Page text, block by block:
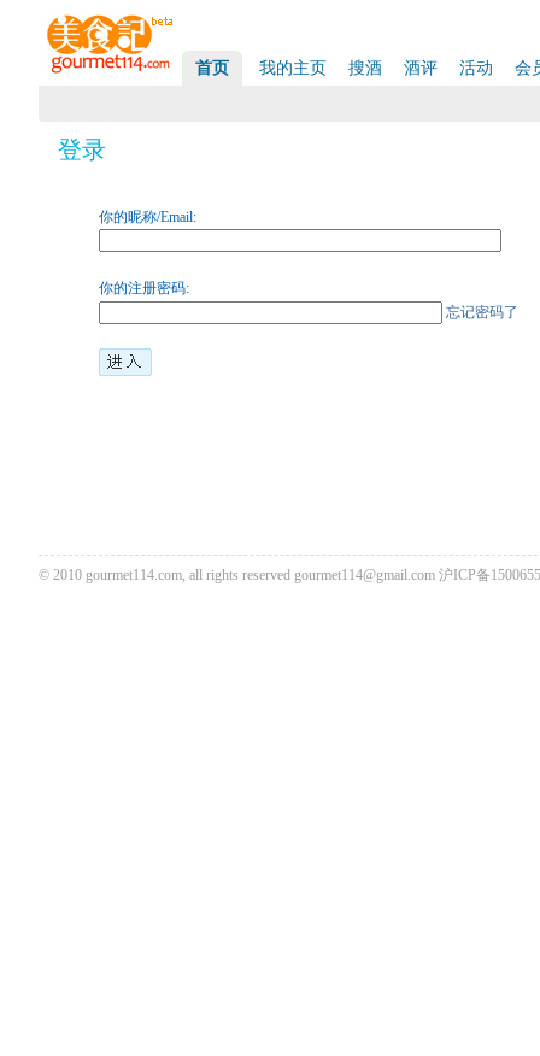
首页 我的主页 搜酒 酒评 活动 会
登录
你的昵称/Email:
你的注册密码:
忘记密码了
© 2010 gourmet114.com, all rights reserved gourmet114@gmail.com 沪ICP备